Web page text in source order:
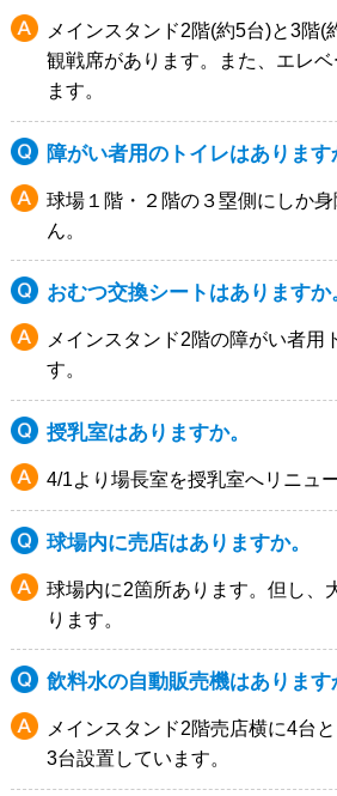
メインスタンド2階(約5台)と3階(
観戦席があります。また、エレ
ます。
障がい者用のトイレはあります
球場１階・２階の３塁側にしか
ん。
おむつ交換シートはありますか
メインスタンド2階の障がい者用
す。
授乳室はありますか。
4/1より場長室を授乳室へリニュ
球場内に売店はありますか。
球場内に2箇所あります。但し、
ります。
飲料水の自動販売機はあります
メインスタンド2階売店横に4台
3台設置しています。